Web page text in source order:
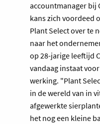
accountmanager bij
kans zich voordeed
Plant Select over te
naar het
op 28-jarige leeftijd
vandaag instaat
werking. "Plant
in de wereld van in
afgewerkte
het nog een kleine